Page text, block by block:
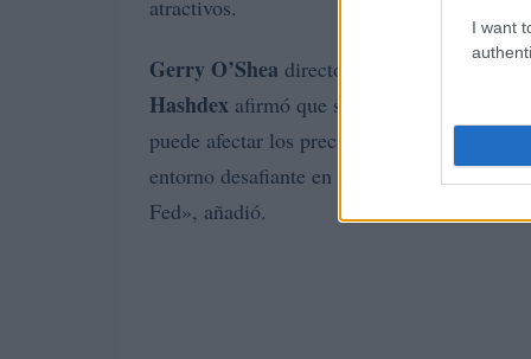
I want
atractivos.
Gerry O’Shea director de perspectivas de
Hashdex afirmó que si la gente cree que
puede afectar los precios a corto plazo de
entorno desafiante en el que la gente está
Fed», añadió.